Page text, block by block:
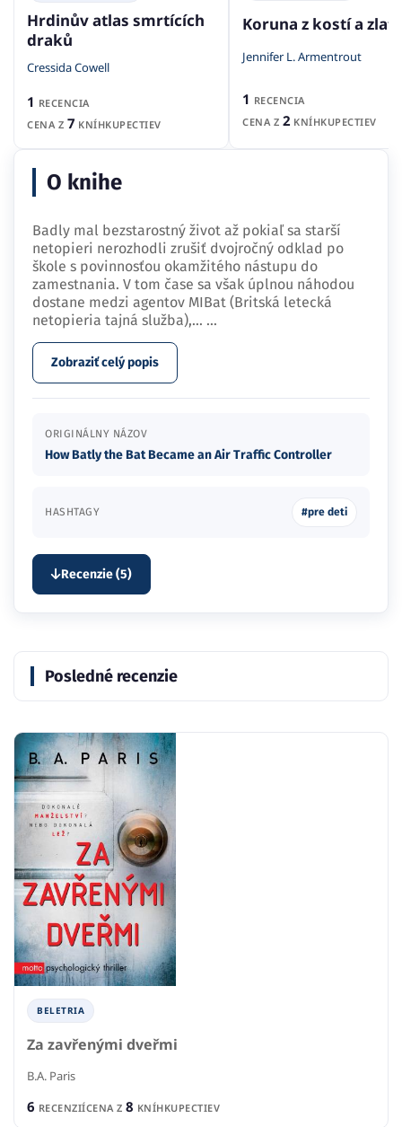
Hrdinův atlas smrtících
draků
Cressida Cowell
1 RECENCIA
CENA Z 7 KNÍHKUPECTIEV
Koruna z kostí a zlata
Jennifer L. Armentrout
1 RECENCIA
CENA Z 2 KNÍHKUPECTIEV
O knihe
Badly mal bezstarostný život až pokiaľ sa starší
netopieri nerozhodli zrušiť dvojročný odklad po
škole s povinnosťou okamžitého nástupu do
zamestnania. V tom čase sa však úplnou náhodou
dostane medzi agentov MIBat (Britská letecká
netopieria tajná služba),… ...
Zobraziť celý popis
ORIGINÁLNY NÁZOV
How Batly the Bat Became an Air Traffic Controller
HASHTAGY #pre deti
Recenzie (5)
Posledné recenzie
BELETRIA
Za zavřenými dveřmi
B.A. Paris
6 RECENZIÍCENA Z 8 KNÍHKUPECTIEV